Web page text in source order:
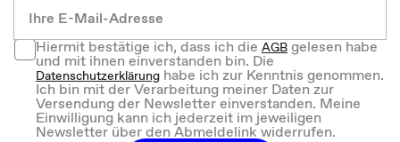
Hiermit bestätige ich, dass ich dieAGBgelesen habe
und mit ihnen einverstanden bin. Die
Datenschutzerklärung habe ich zur Kenntnis genommen.
Ich bin mit der Verarbeitung meiner Daten zur
Versendung der Newsletter einverstanden. Meine
Einwilligung kann ich jederzeit im jeweiligen
Newsletter über den Abmeldelink widerrufen.